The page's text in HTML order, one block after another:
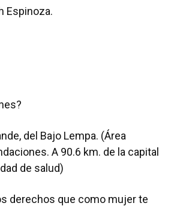
Espinoza.
del Bajo Lempa. (Área
A 90.6 km. de la capital
de salud)
derechos que como mujer te